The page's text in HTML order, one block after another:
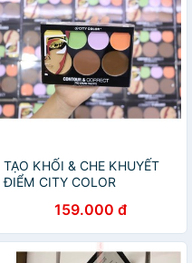
TẠO KHỐI & CHE KHUYẾT
ĐIỂM CITY COLOR
159.000 đ